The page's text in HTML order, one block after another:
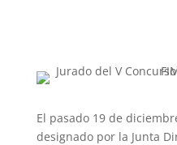
El pasado 19 de
designado por la Junta